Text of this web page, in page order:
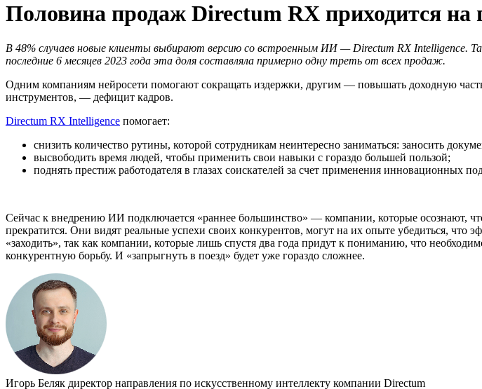
Половина продаж Directum RX приходится на
В 48% случаев новые клиенты выбирают версию со встроенным ИИ — Directum RX Intelligence.
последние 6 месяцев 2023 года эта доля составляла примерно одну треть от всех продаж.
Одним компаниям нейросети помогают сокращать издержки, другим — повышать доходную
инструментов, — дефицит кадров.
Directum RX Intelligence помогает:
снизить количество рутины, которой сотрудникам неинтересно заниматься: заносить
высвободить время людей, чтобы применить свои навыки с гораздо большей пользой;
поднять престиж работодателя в глазах соискателей за счет применения инновационных
Сейчас к внедрению ИИ подключается «раннее большинство» — компании, которые осознают,
прекратится. Они видят реальные успехи своих конкурентов, могут на их опыте убедиться,
«заходить», так как компании, которые лишь спустя два года придут к пониманию, что
конкурентную борьбу. И «запрыгнуть в поезд» будет уже гораздо сложнее.
Игорь Беляк директор направления по искусственному интеллекту компании Directum